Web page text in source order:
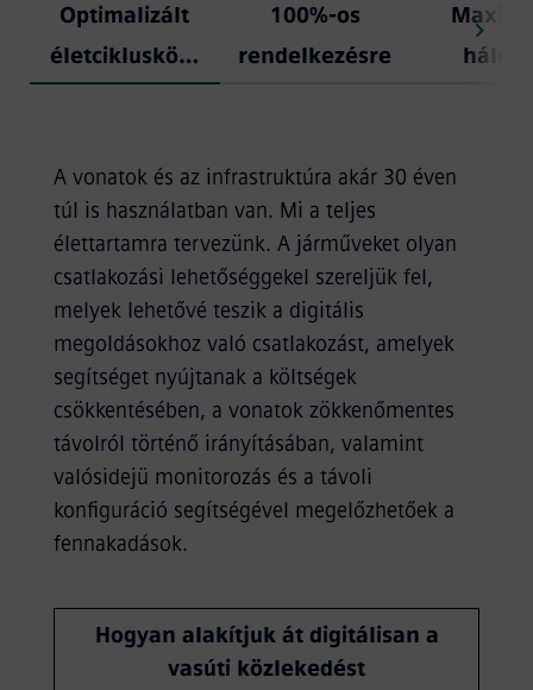
Optimalizált
életciklusköltségek
100%-os
rendelkezésre
A vonatok és az infrastruktúra akár 30 éven
túl is használatban van. Mi a teljes
élettartamra tervezünk. A járműveket olyan
csatlakozási lehetőséggekel szereljük fel,
melyek lehetővé teszik a digitális
megoldásokhoz való csatlakozást, amelyek
segítséget nyújtanak a költségek
csökkentésében, a vonatok zökkenőmentes
távolról történő irányításában, valamint
valósidejü monitorozás és a távoli
konfiguráció segítségével megelőzhetőek a
fennakadások.
Hogyan alakítjuk át digitálisan a
vasúti közlekedést